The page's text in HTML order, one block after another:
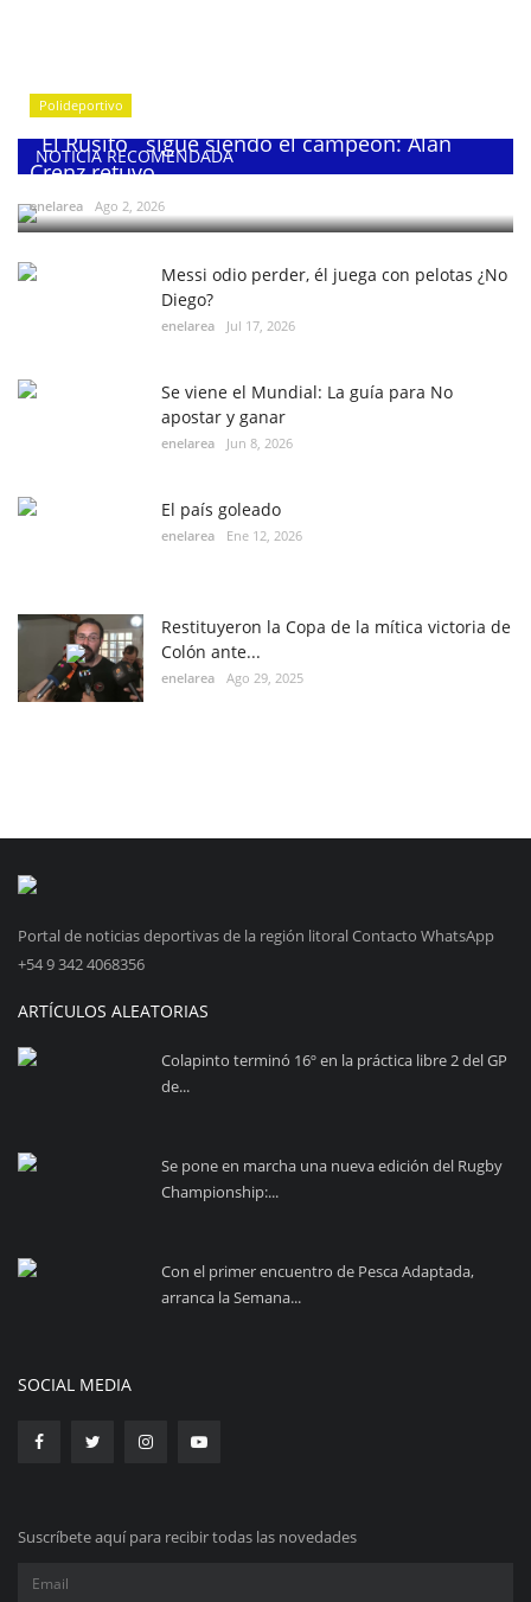
NOTICIA RECOMENDADA
Polideportivo
¨El Rusito¨ sigue siendo el campeón: Alan
Crenz retuvo...
enelarea Ago 2, 2026
Messi odio perder, él juega con pelotas ¿No
Diego?
enelarea Jul 17, 2026
Se viene el Mundial: La guía para No
apostar y ganar
enelarea Jun 8, 2026
El país goleado
enelarea Ene 12, 2026
Restituyeron la Copa de la mítica victoria de
Colón ante...
enelarea Ago 29, 2025
Portal de noticias deportivas de la región litoral Contacto WhatsApp
+54 9 342 4068356
ARTÍCULOS ALEATORIAS
Colapinto terminó 16º en la práctica libre 2 del GP
de...
Se pone en marcha una nueva edición del Rugby
Championship:...
Con el primer encuentro de Pesca Adaptada,
arranca la Semana...
SOCIAL MEDIA
Suscríbete aquí para recibir todas las novedades